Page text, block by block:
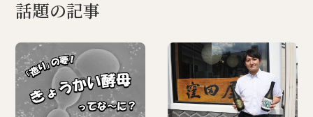
話題の記事